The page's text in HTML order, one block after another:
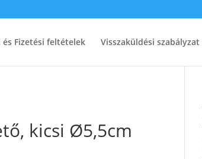
és Fizetési feltételek Visszaküldési szabályzat
kicsi Ø5,5cm